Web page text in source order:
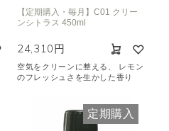
【定期購入・毎月】C01 クリー
ンシトラス 450ml
24,310円
空気をクリーンに整える、 レモン
のフレッシュさを生かした香り
定期購入